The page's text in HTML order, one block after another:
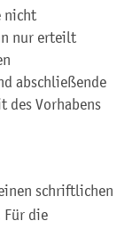
nicht
nur erteilt
abschließende
des Vorhabens
schriftlichen
Für die